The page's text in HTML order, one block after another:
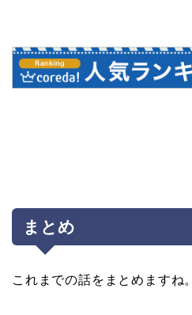
まとめ
これまでの話をまとめますね。